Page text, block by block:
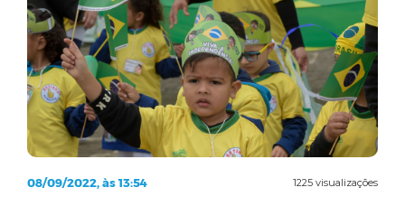
1225 visualizações
08/09/2022, às 13:54